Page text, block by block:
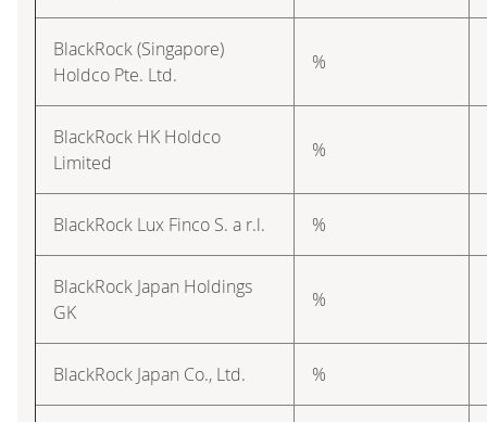
BlackRock (Singapore)
Holdco Pte. Ltd.
%
BlackRock HK Holdco
Limited
%
BlackRock Lux Finco S. a r.l. %
BlackRock Japan Holdings
GK
%
BlackRock Japan Co., Ltd. %